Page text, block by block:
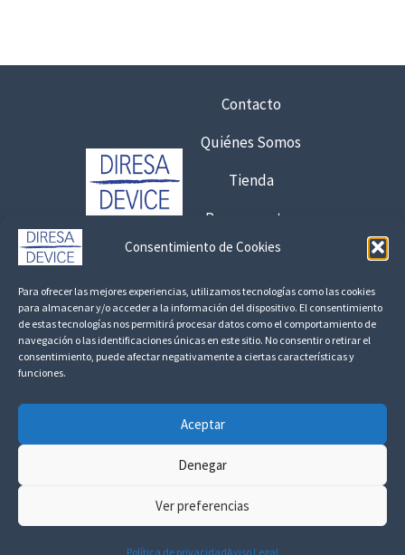
Consentimiento de Cookies
Para ofrecer las mejores experiencias, utilizamos tecnologías como las cookies
para almacenar y/o acceder a la información del dispositivo. El consentimiento
de estas tecnologías nos permitirá procesar datos como el comportamiento de
navegación o las identificaciones únicas en este sitio. No consentir o retirar el
consentimiento, puede afectar negativamente a ciertas características y
funciones.
Aceptar
Denegar
Ver preferencias
Política de privacidadAviso Legal
h
5
€
8
,
1
€
Contacto
Quiénes Somos
Tienda
Presupuestos
925 120 845 /692 056 409
consultas@fedbuy.es
Politica de Privacidad
Linkedin
Todos los derechos ©